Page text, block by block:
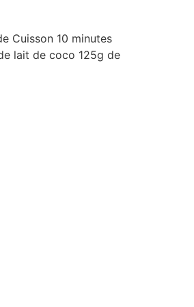
Cuisson 10 minutes
lait de coco 125g de